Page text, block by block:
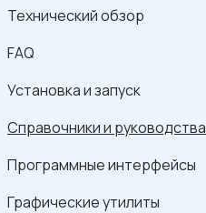
Технический обзор
FAQ
Установка и запуск
Справочники и руководства
Программные интерфейсы
Графические утилиты